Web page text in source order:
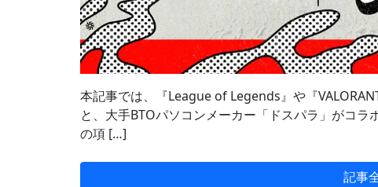
本記事では、『League of Legends』や『
と、大手BTOパソコンメーカー「ドスパラ」がコ
の項 […]
記事